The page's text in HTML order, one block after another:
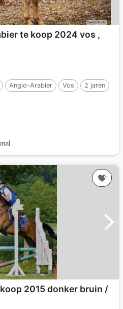
te koop 2024 vos ,
Anglo-Arabier Vos
2 jaren
2015 donker bruin /